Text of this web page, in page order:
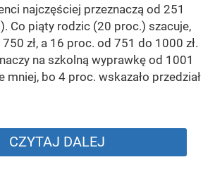
najczęściej przeznaczą od 251
Co piąty rodzic (20 proc.) szacuje,
zł, a 16 proc. od 751 do 1000 zł.
na szkolną wyprawkę od 1001
mniej, bo 4 proc. wskazało przedział
CZYTAJ DALEJ